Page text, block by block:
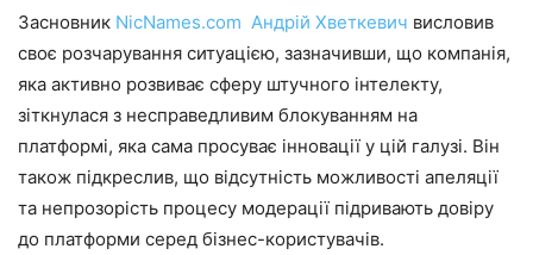
Засновник NicNames.com Андрій Хветкевич висловив
своє розчарування ситуацією, зазначивши, що компанія,
яка активно розвиває сферу штучного інтелекту,
зіткнулася з несправедливим блокуванням на
платформі, яка сама просуває інновації у цій галузі. Він
також підкреслив, що відсутність можливості апеляції
та непрозорість процесу модерації підривають довіру
до платформи серед бізнес-користувачів.